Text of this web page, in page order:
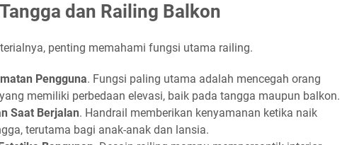
dan Railing Balkon
penting memahami fungsi utama railing.
Pengguna. Fungsi paling utama adalah mencegah orang
memiliki perbedaan elevasi, baik pada tangga maupun balkon.
Saat Berjalan. Handrail memberikan kenyamanan ketika naik
terutama bagi anak-anak dan lansia.